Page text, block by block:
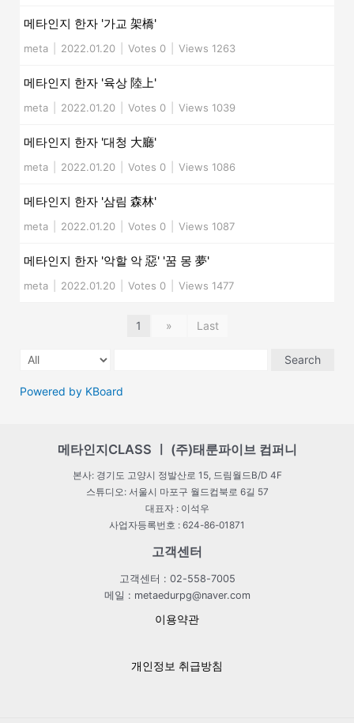
메타인지 한자 '가교 架橋'
meta 2022.01.20 Votes 0 Views 1263
메타인지 한자 '육상 陸上'
meta 2022.01.20 Votes 0 Views 1039
메타인지 한자 '대청 大廳'
meta 2022.01.20 Votes 0 Views 1086
메타인지 한자 '삼림 森林'
meta 2022.01.20 Votes 0 Views 1087
메타인지 한자 '악할 악 惡' '꿈 몽 夢'
meta 2022.01.20 Votes 0 Views 1477
1 » Last
Search
Powered by KBoard
메타인지CLASS ㅣ (주)태룬파이브 컴퍼니
본사: 경기도 고양시 정발산로 15, 드림월드B/D 4F
스튜디오: 서울시 마포구 월드컵북로 6길 57
대표자 : 이석우
사업자등록번호 : 624-86-01871
고객센터
고객센터 : 02-558-7005
메일 : metaedurpg@naver.com
이용약관
개인정보 취급방침